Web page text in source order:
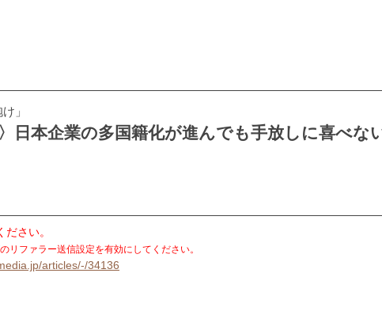
」
日本企業の多国籍化が進んでも手放しに喜べな
さい。
リファラー送信設定を有効にしてください。
articles/-/34136